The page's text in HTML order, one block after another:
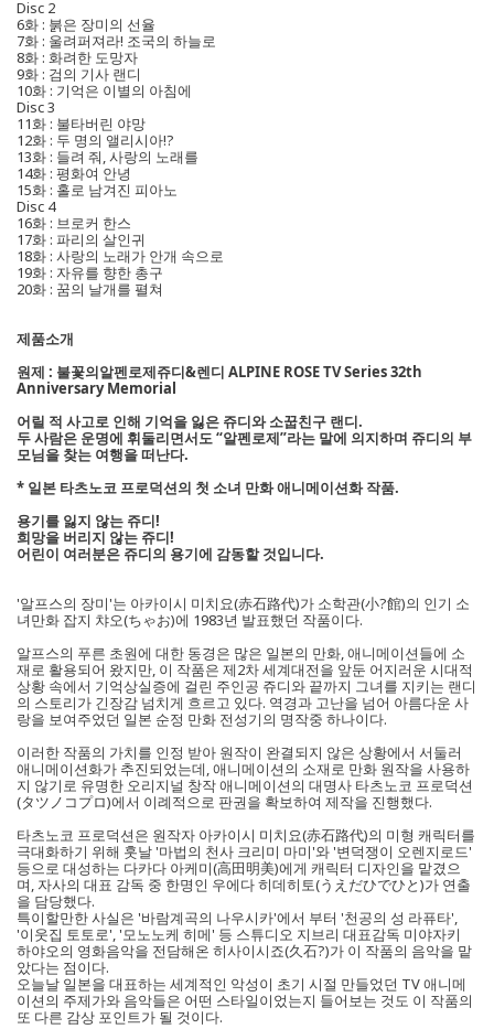
Disc 2
6화 : 붉은 장미의 선율
7화 : 울려퍼져라! 조국의 하늘로
8화 : 화려한 도망자
9화 : 검의 기사 랜디
10화 : 기억은 이별의 아침에
Disc 3
11화 : 불타버린 야망
12화 : 두 명의 앨리시아!?
13화 : 들려 줘, 사랑의 노래를
14화 : 평화여 안녕
15화 : 홀로 남겨진 피아노
Disc 4
16화 : 브로커 한스
17화 : 파리의 살인귀
18화 : 사랑의 노래가 안개 속으로
19화 : 자유를 향한 총구
20화 : 꿈의 날개를 펼쳐
제품소개
원제 : 불꽃의알펜로제쥬디&렌디 ALPINE ROSE TV Series 32th
Anniversary Memorial
어릴 적 사고로 인해 기억을 잃은 쥬디와 소꿉친구 랜디.
두 사람은 운명에 휘둘리면서도 “알펜로제”라는 말에 의지하며 쥬디의 부
모님을 찾는 여행을 떠난다.
* 일본 타츠노코 프로덕션의 첫 소녀 만화 애니메이션화 작품.
용기를 잃지 않는 쥬디!
희망을 버리지 않는 쥬디!
어린이 여러분은 쥬디의 용기에 감동할 것입니다.
'알프스의 장미'는 아카이시 미치요(赤石路代)가 소학관(小?館)의 인기 소
녀만화 잡지 챠오(ちゃお)에 1983년 발표했던 작품이다.
알프스의 푸른 초원에 대한 동경은 많은 일본의 만화, 애니메이션들에 소
재로 활용되어 왔지만, 이 작품은 제2차 세계대전을 앞둔 어지러운 시대적
상황 속에서 기억상실증에 걸린 주인공 쥬디와 끝까지 그녀를 지키는 랜디
의 스토리가 긴장감 넘치게 흐르고 있다. 역경과 고난을 넘어 아름다운 사
랑을 보여주었던 일본 순정 만화 전성기의 명작중 하나이다.
이러한 작품의 가치를 인정 받아 원작이 완결되지 않은 상황에서 서둘러
애니메이션화가 추진되었는데, 애니메이션의 소재로 만화 원작을 사용하
지 않기로 유명한 오리지널 창작 애니메이션의 대명사 타츠노코 프로덕션
(タツノコプロ)에서 이례적으로 판권을 확보하여 제작을 진행했다.
타츠노코 프로덕션은 원작자 아카이시 미치요(赤石路代)의 미형 캐릭터를
극대화하기 위해 훗날 '마법의 천사 크리미 마미'와 '변덕쟁이 오렌지로드'
등으로 대성하는 다카다 아케미(高田明美)에게 캐릭터 디자인을 맡겼으
며, 자사의 대표 감독 중 한명인 우에다 히데히토(うえだひでひと)가 연출
을 담당했다.
특이할만한 사실은 '바람계곡의 나우시카'에서 부터 '천공의 성 라퓨타',
'이웃집 토토로', '모노노케 히메' 등 스튜디오 지브리 대표감독 미야자키
하야오의 영화음악을 전담해온 히사이시죠(久石?)가 이 작품의 음악을 맡
았다는 점이다.
오늘날 일본을 대표하는 세계적인 악성이 초기 시절 만들었던 TV 애니메
이션의 주제가와 음악들은 어떤 스타일이었는지 들어보는 것도 이 작품의
또 다른 감상 포인트가 될 것이다.